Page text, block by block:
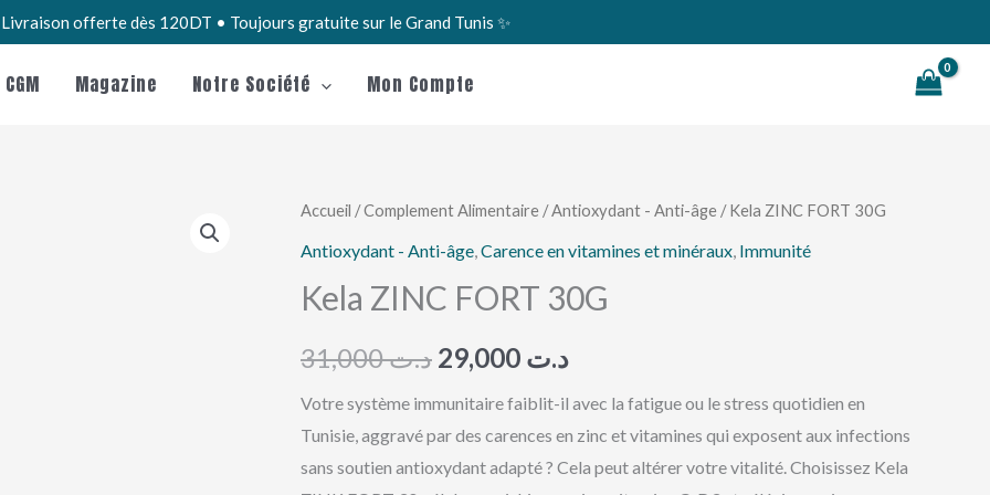
Livraison offerte dès 120DT • Toujours gratuite sur le Grand Tunis ✨
Magazine Notre Société Mon Compte Rechercher
Accueil /Complement Alimentaire /Antioxydant - Anti-âge / Kela ZINC FORT 30G
Antioxydant - Anti-âge Carence en vitamines et minéraux Immunité
Kela ZINC FORT 30G
د.ت31,000
Le
prix
initial
était :
د.ت 31,000.
د.ت
Le
prix
actuel
est :
د.ت 29,000.
Votre système immunitaire faiblit-il avec la fatigue ou le stress quotidien en
Tunisie, aggravé par des carences en zinc et vitamines qui exposent aux infections
sans soutien antioxydant adapté ? Cela peut altérer votre vitalité. Choisissez Kela
quantité
de
ZINC
30G